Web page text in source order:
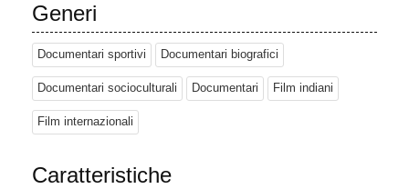
Generi
Documentari sportivi Documentari biografici
Documentari socioculturali Documentari Film indiani
Film internazionali
Caratteristiche